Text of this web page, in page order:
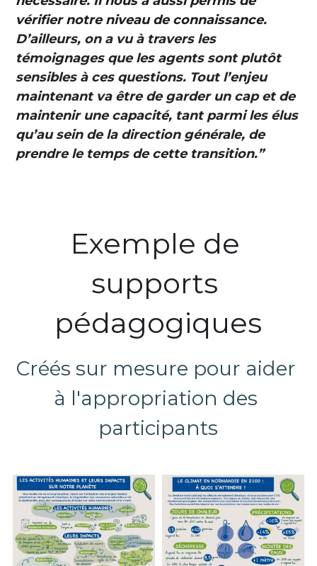
vérifier notre niveau de connaissance.
D’ailleurs, on a vu à travers les
témoignages que les agents sont plutôt
sensibles à ces questions. Tout l’enjeu
maintenant va être de garder un cap et de
maintenir une capacité, tant parmi les élus
qu’au sein de la direction générale, de
prendre le temps de cette transition.”
Exemple de
supports
pédagogiques
Créés sur mesure pour aider
à l'appropriation des
participants